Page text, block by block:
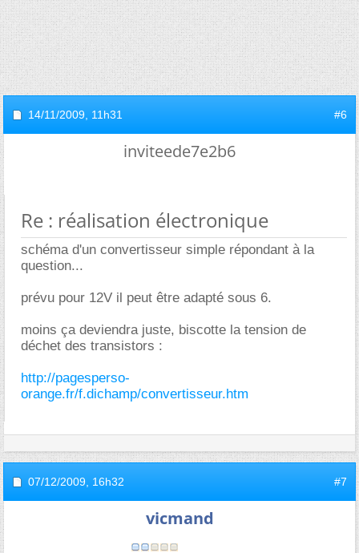
14/11/2009, 11h31 #6
inviteede7e2b6
Re : réalisation électronique
schéma d'un convertisseur simple répondant à la
question...
prévu pour 12V il peut être adapté sous 6.
moins ça deviendra juste, biscotte la tension de
déchet des transistors :
http://pagesperso-
orange.fr/f.dichamp/convertisseur.htm
07/12/2009, 16h32 #7
vicmand